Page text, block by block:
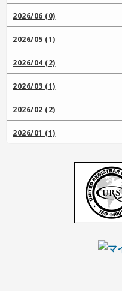
2026/06 (0)
2026/05 (1)
2026/04 (2)
2026/03 (1)
2026/02 (2)
2026/01 (1)